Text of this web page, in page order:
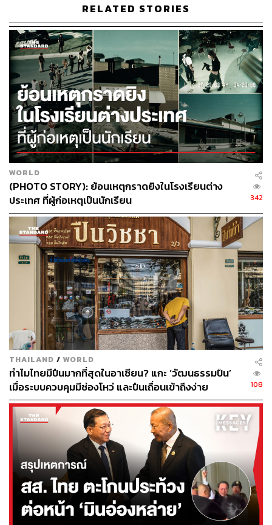
สำหรับผู้ที่เคยได้รับวีซ่าเชงเกนและใช้งานถูกต้องอย่างน้อย 1
ครั้ง ภายในช่วง 2 ปีที่ผ่านมา
ขั้นที่ 2: วีซ่า 2 ปี
สำหรับผู้ที่เคยได้รับวีซ่าแบบ Multiple-Entry อายุ 1 ปี และใช้
งานอย่างถูกต้อง ภายในช่วง 3 ปีที่ผ่านมา
ขั้นที่ 3: วีซ่า 5 ปี
สำหรับผู้ที่เคยได้รับวีซ่าแบบ Multiple-Entry อายุ 2 ปี และใช้
งานอย่างถูกต้อง ภายในช่วง 4 ปีที่ผ่านมา
กฏหลักยังคงเหมือนเดิม
เรียกได้ว่ายิ่งเดินทางสม่ำเสมอ และรักษาประวัติการเดินทาง
ให้ดี ก็ยิ่งมีโอกาสได้วีซ่าระยะยาวง่ายขึ้น แต่ยังมีกฎสำคัญที่
ต้องจำ แม้จะได้วีซ่าเชงเกน 1 ปี 2 ปี หรือ 5 ปีแล้ว ก็ไม่ได้
หมายความว่าสามารถอยู่ยุโรปได้ต่อเนื่องยาวๆ เพราะกฎ
หลักของเชงเกนยังคงเหมือนเดิม
กฎ 90/180 วัน
ผู้ถือวีซ่ายังคงสามารถพำนักในเขตเชงเกนได้ไม่เกิน 90 วัน
ภายในทุกช่วงเวลา 180 วัน
ไม่ใช่ฟรีวีซ่า
Visa Cascade เป็นเพียงระบบที่ช่วยให้ “อายุวีซ่ายาวขึ้น”
ไม่ใช่การยกเว้นวีซ่า ดังนั้นยังต้องยื่นเอกสาร ขอวีซ่า และ
ผ่านการอนุมัติตามขั้นตอนปกติ
พาสปอร์ตต้องเหลืออายุเพียงพอ
อายุวีซ่าที่ได้รับจะไม่เกินอายุคงเหลือของพาสปอร์ต ดังนั้น
ใครหวังลุ้นวีซ่า 5 ปี อาจต้องเช็กก่อนว่าเล่มพาสปอร์ตยัง
เหลืออายุใช้งานอีกนานพอหรือไม่
RELATED STORIES
WORLD
(PHOTO STORY): ย้อนเหตุกราดยิงในโรงเรียนต่าง
ประเทศ ที่ผู้ก่อเหตุเป็นนักเรียน
342
THAILAND / WORLD
ทำไมไทยมีปืนมากที่สุดในอาเซียน? แกะ ‘วัฒนธรรมปืน’
เมื่อระบบควบคุมมีช่องโหว่ และปืนเถื่อนเข้าถึงง่าย
108